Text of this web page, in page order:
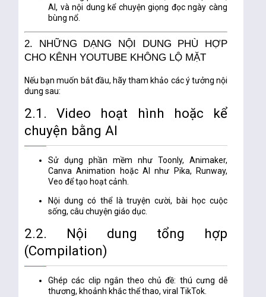
AI, và nội dung kể chuyện giọng đọc ngày càng
bùng nổ.
2. NHỮNG DẠNG NỘI DUNG PHÙ HỢP
CHO KÊNH YOUTUBE KHÔNG LỘ MẶT
Nếu bạn muốn bắt đầu, hãy tham khảo các ý tưởng nội
dung sau:
2.1. Video hoạt hình hoặc kể
chuyện bằng AI
Sử dụng phần mềm nhưToonly, Animaker,
Canva Animation hoặc AI như
Pika, Runway,
Veo để tạo hoạt cảnh.
Nội dung có thể là truyện cười, bài học cuộc
sống, câu chuyện giáo dục.
2.2. Nội dung tổng hợp
(Compilation)
Ghép các clip ngắn theo chủ đề: thú cưng dễ
thương, khoảnh khắc thể thao, viral TikTok.